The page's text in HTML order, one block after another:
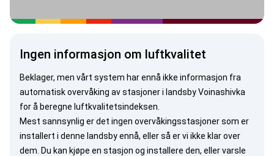
Ingen informasjon om luftkvalitet
Beklager, men vårt system har ennå ikke informasjon fra
automatisk overvåking av stasjoner i landsby Voinashivka
for å beregne luftkvalitetsindeksen.
Mest sannsynlig er det ingen overvåkingsstasjoner som er
installert i denne landsby ennå, eller så er vi ikke klar over
dem. Du kan kjøpe en stasjon og installere den, ellervarsle